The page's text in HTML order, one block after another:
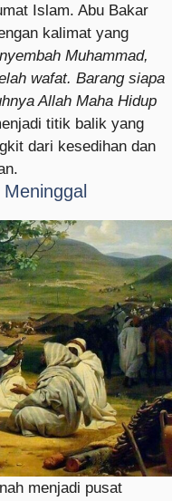
Islam. Abu Bakar
kalimat yang
Muhammad,
wafat. Barang siapa
Allah Maha Hidup
titik balik yang
dari kesedihan dan
menjadi pusat